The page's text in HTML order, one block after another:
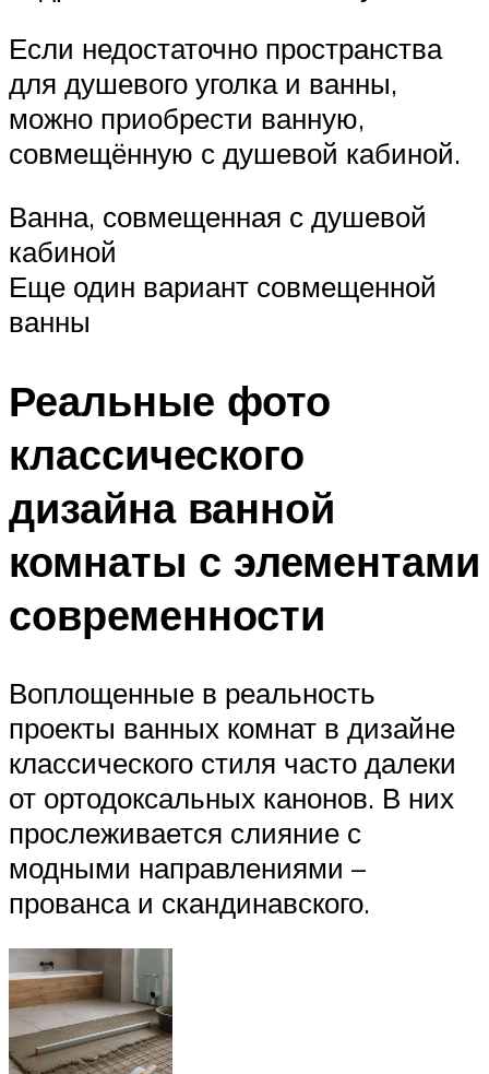
Если недостаточно пространства
для душевого уголка и ванны,
можно приобрести ванную,
совмещённую с душевой кабиной.
Ванна, совмещенная с душевой
кабиной
Еще один вариант совмещенной
ванны
Реальные фото
классического
дизайна ванной
комнаты с элементами
современности
Воплощенные в реальность
проекты ванных комнат в дизайне
классического стиля часто далеки
от ортодоксальных канонов. В них
прослеживается слияние с
модными направлениями –
прованса и скандинавского.